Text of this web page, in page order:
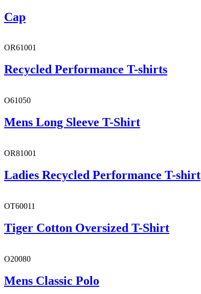
Cap
OR61001
Recycled Performance T-shirts
O61050
Mens Long Sleeve T-Shirt
OR81001
Ladies Recycled Performance T-shirt
OT60011
Tiger Cotton Oversized T-Shirt
O20080
Mens Classic Polo